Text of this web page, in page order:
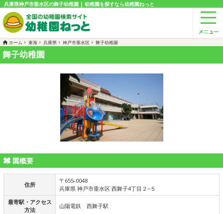
兵庫県神戸市垂水区の舞子幼稚園 | 幼稚園を探すなら幼稚園ねっと
ホーム 東海 兵庫県 神戸市垂水区 舞子幼稚園
舞子幼稚園
園概要
住所
〒655-0048
兵庫県 神戸市垂水区 西舞子4丁目２−５
最寄駅・アクセス
方法
山陽電鉄 西舞子駅